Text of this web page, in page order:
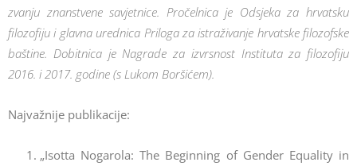
zvanju znanstvene savjetnice. Pročelnica je Odsjeka za hrvatsku
filozofiju i glavna urednica Priloga za istraživanje hrvatske filozofske
baštine. Dobitnica je Nagrade za izvrsnost Instituta za filozofiju
2016. i 2017. godine (s Lukom Boršićem).
Najvažnije publikacije:
„Isotta Nogarola: The Beginning of Gender Equality in